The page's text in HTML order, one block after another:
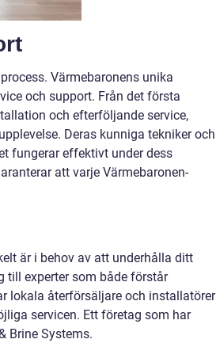
Värmebaronens unika
och support. Från det första
och efterföljande service,
Deras kunniga tekniker och
fungerar effektivt under dess
att varje Värmebaronen-
är i behov av att underhålla ditt
till experter som både förstår
lokala återförsäljare och installatörer
servicen. Ett företag som har
Brine Systems.